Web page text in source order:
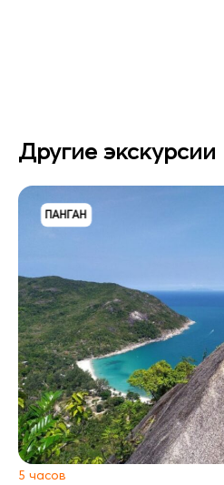
Другие экскурсии
ПАНГАН
5 часов